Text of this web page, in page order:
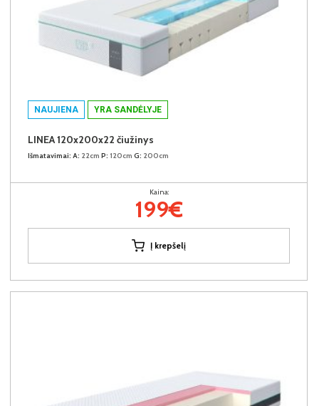
NAUJIENA YRA SANDĖLYJE
LINEA 120x200x22 čiužinys
Išmatavimai: A: 22cm P: 120cm G: 200cm
Kaina:
199€
Į krepšelį